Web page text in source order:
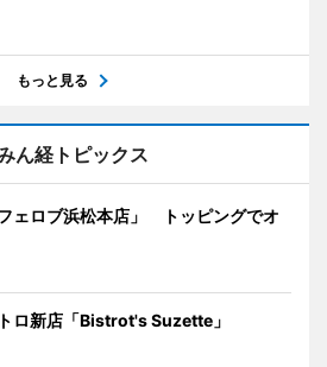
もっと見る
ん経トピックス
ェロブ浜松本店」 トッピングでオ
ロ新店「Bistrot's Suzette」